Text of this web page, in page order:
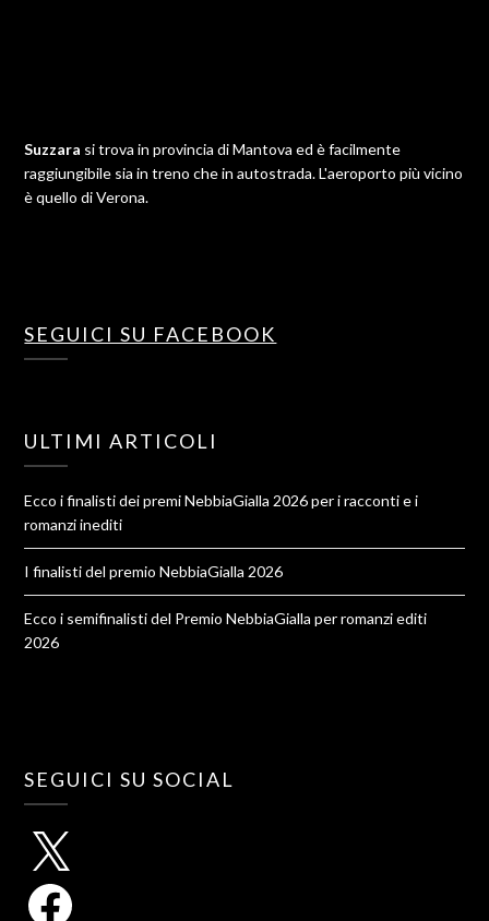
Suzzara si trova in provincia di Mantova ed è facilmente
raggiungibile sia in treno che in autostrada. L'aeroporto più vicino
è quello di Verona.
SEGUICI SU FACEBOOK
ULTIMI ARTICOLI
Ecco i finalisti dei premi NebbiaGialla 2026 per i racconti e i
romanzi inediti
I finalisti del premio NebbiaGialla 2026
Ecco i semifinalisti del Premio NebbiaGialla per romanzi editi
2026
SEGUICI SU SOCIAL